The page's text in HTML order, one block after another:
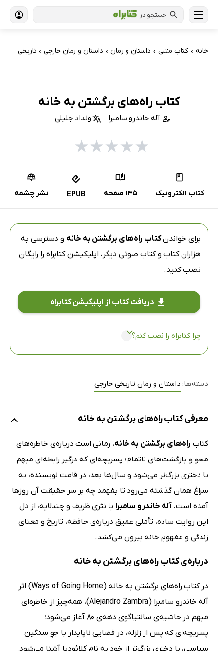
جستجو در
خانه › کتاب‌ متنی › داستان و رمان › داستان و رمان خارجی › تاریخی
کتاب راه‌های برگشتن به خانه
آله خاندرو سامبرا ونداد جلیلی
★
★
★
★
★
کتاب الکترونیک 145 صفحه EPUB نشر چشمه
برای خواندنکتاب راه‌های برگشتن به خانه و دسترسی به
هزاران کتاب و کتاب صوتی دیگر، اپلیکیشن کتابراه را رایگان
نصب کنید.
دریافت کتاب از اپلیکیشن کتابراه
چرا کتابراه را نصب کنم؟
دسته‌ها: داستان و رمان تاریخی خارجی
معرفی کتاب راه‌های برگشتن به خانه
کتاب راه‌های برگشتن به خانه، رمانی است درباره‌ی خاطره‌های
محو و بازگشت‌های ناتمام؛ پسربچه‌ای که درگیر رابطه‌ای مبهم
با دختری بزرگ‌تر می‌شود و سال‌ها بعد، در قامت نویسنده، به
سراغ همان گذشته می‌رود تا بفهمد چه بر سر حقیقت آن روزها
آمده است.آله خاندرو سامبرا با نثری ظریف و چندلایه، از دل
این روایت ساده، تأملی عمیق درباره‌ی حافظه، تاریخ و معنای
زندگی و مفهومِ خانه بیرون می‌کشد.
درباره‌ی کتاب راه‌های برگشتن به خانه
در کتاب راه‌های برگشتن به خانه (Ways of Going Home) اثر
آله خاندرو سامبرا (Alejandro Zambra)، همه‌چیز از خاطره‌ای
مبهم در حاشیه‌ی سانتیاگوی دهه‌ی 80 آغاز می‌شود؛
پسربچه‌ای که پس از زلزله، در فضایی ناپایدار با جوِ سنگین
سیاسی، با دختری بزرگ‌تر از خود به نام کلائودیا آشنا می‌شود.